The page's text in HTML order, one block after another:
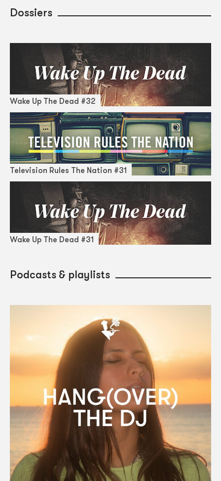
Dossiers
Wake Up The Dead #32
Television Rules The Nation #31
Wake Up The Dead #31
Podcasts & playlists